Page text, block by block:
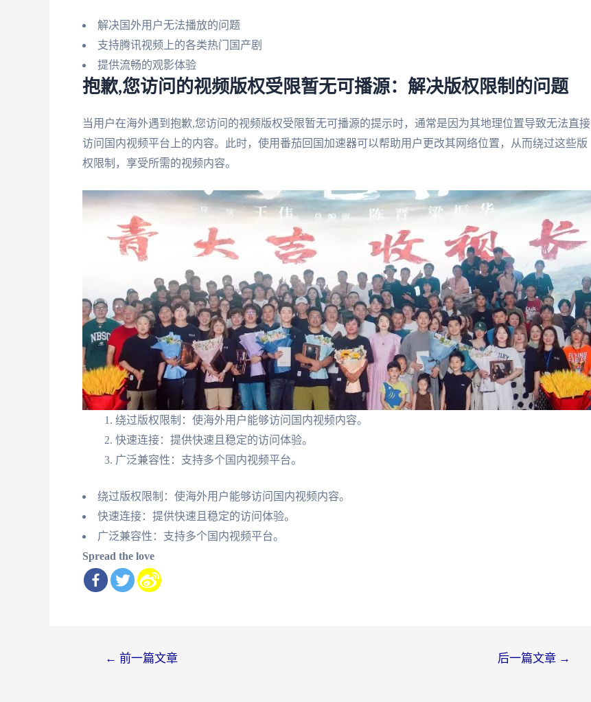
解决国外用户无法播放的问题
支持腾讯视频上的各类热门国产剧
提供流畅的观影体验
抱歉,您访问的视频版权受限暂无可播源：解决版权限制的问题
当用户在海外遇到抱歉,您访问的视频版权受限暂无可播源的提示时，通常是因为其地理位置导致无法直接
访问国内视频平台上的内容。此时，使用番茄回国加速器可以帮助用户更改其网络位置，从而绕过这些版
权限制，享受所需的视频内容。
绕过版权限制：使海外用户能够访问国内视频内容。
快速连接：提供快速且稳定的访问体验。
广泛兼容性：支持多个国内视频平台。
绕过版权限制：使海外用户能够访问国内视频内容。
快速连接：提供快速且稳定的访问体验。
广泛兼容性：支持多个国内视频平台。
Spread the love
← 前一篇文章 后一篇文章 →